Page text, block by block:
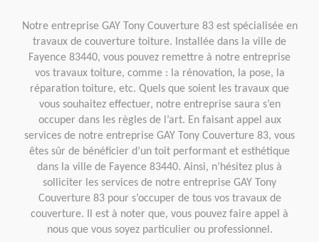
Notre entreprise GAY Tony Couverture 83 est spécialisée en
travaux de couverture toiture. Installée dans la ville de
Fayence 83440, vous pouvez remettre à notre entreprise
vos travaux toiture, comme : la rénovation, la pose, la
réparation toiture, etc. Quels que soient les travaux que
vous souhaitez effectuer, notre entreprise saura s’en
occuper dans les règles de l’art. En faisant appel aux
services de notre entreprise GAY Tony Couverture 83, vous
êtes sûr de bénéficier d’un toit performant et esthétique
dans la ville de Fayence 83440. Ainsi, n’hésitez plus à
solliciter les services de notre entreprise GAY Tony
Couverture 83 pour s’occuper de tous vos travaux de
couverture. Il est à noter que, vous pouvez faire appel à
nous que vous soyez particulier ou professionnel.